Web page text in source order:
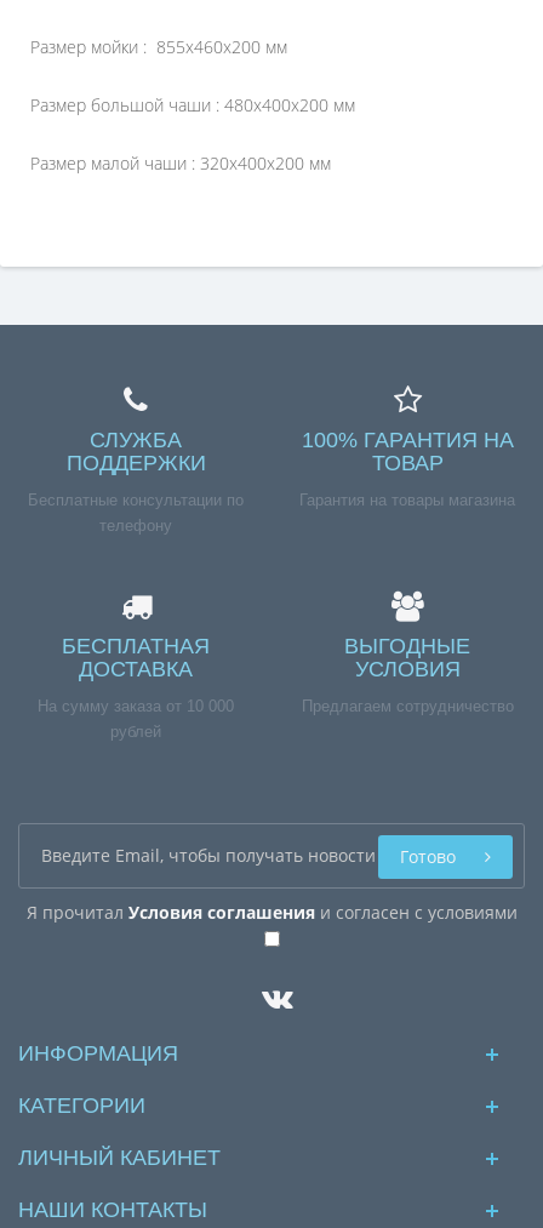
Размер мойки : 855х460х200 мм
Размер большой чаши : 480х400х200 мм
Размер малой чаши : 320х400х200 мм
СЛУЖБА
ПОДДЕРЖКИ
Бесплатные консультации по
телефону
100% ГАРАНТИЯ НА
ТОВАР
Гарантия на товары магазина
БЕСПЛАТНАЯ
ДОСТАВКА
На сумму заказа от 10 000
рублей
ВЫГОДНЫЕ
УСЛОВИЯ
Предлагаем сотрудничество
Я прочитал Условия соглашенияи согласен с условиями
Готово
ИНФОРМАЦИЯ
КАТЕГОРИИ
ЛИЧНЫЙ КАБИНЕТ
НАШИ КОНТАКТЫ